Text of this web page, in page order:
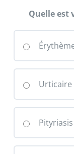
Quelle est
Urticaire